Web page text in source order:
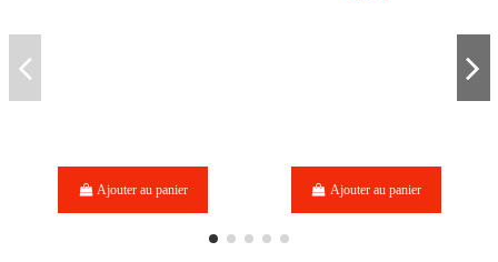
Ajouter au panier Ajouter au panier